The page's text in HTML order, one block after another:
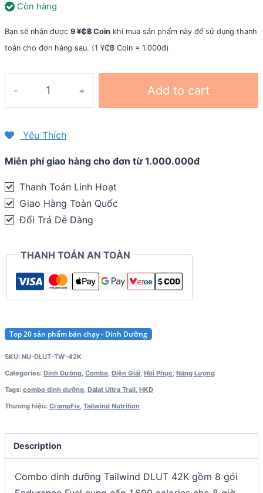
Còn hàng
Bạn sẽ nhận được 9 ¥₵฿ Coin khi mua sản phẩm này để sử dụng thanh
toán cho đơn hàng sau. (1 ¥₵฿ Coin = 1.000đ)
Tailwind
-
Marathon
42K
quantity
Add to cart
Yêu Thích
Miễn phí giao hàng cho đơn từ 1.000.000đ
Thanh Toán Linh Hoạt
Giao Hàng Toàn Quốc
Đổi Trả Dễ Dàng
THANH TOÁN AN TOÀN
Top 20 sản phẩm bán chạy - Dinh Dưỡng
SKU: NU-DLUT-TW-42K
Categories: Dinh Dưỡng Combo ,Điện Giải Hồi Phục Năng Lượng
Tags: combo dinh dưỡng Dalat Ultra Trail HKD
Thương hiệu: CrampFix Tailwind Nutrition
Description
Combo dinh dưỡng Tailwind DLUT 42K gồm 8 gói